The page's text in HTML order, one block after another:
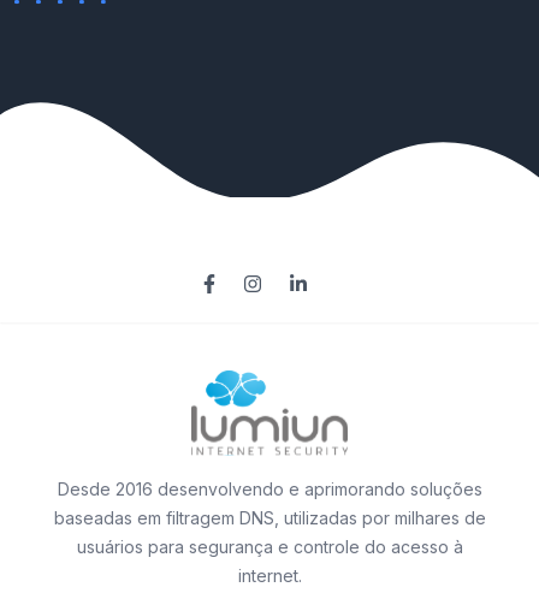
Desde 2016 desenvolvendo e aprimorando soluções
baseadas em filtragem DNS, utilizadas por milhares de
usuários para segurança e controle do acesso à
internet.